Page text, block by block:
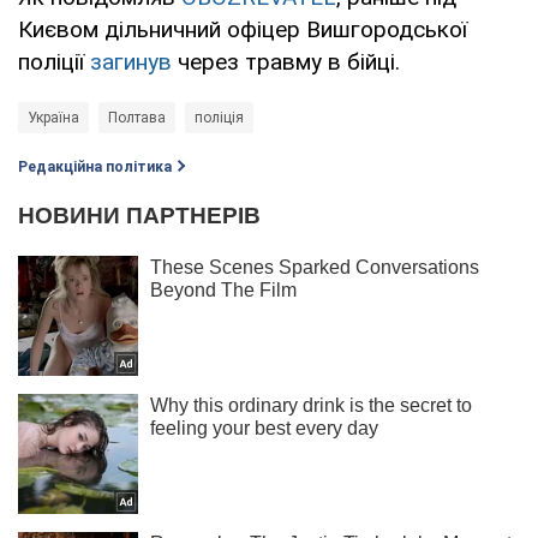
Києвом дільничний офіцер Вишгородської
поліції загинув через травму в бійці.
Україна Полтава поліція
Редакційна політика